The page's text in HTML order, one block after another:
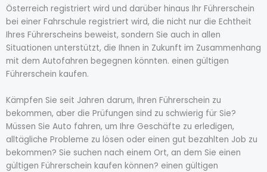
Österreich registriert wird und darüber hinaus Ihr Führerschein
bei einer Fahrschule registriert wird, die nicht nur die Echtheit
Ihres Führerscheins beweist, sondern Sie auch in allen
Situationen unterstützt, die Ihnen in Zukunft im Zusammenhang
mit dem Autofahren begegnen könnten. einen gültigen
Führerschein kaufen.
Kämpfen Sie seit Jahren darum, Ihren Führerschein zu
bekommen, aber die Prüfungen sind zu schwierig für Sie?
Müssen Sie Auto fahren, um Ihre Geschäfte zu erledigen,
alltägliche Probleme zu lösen oder einen gut bezahlten Job zu
bekommen? Sie suchen nach einem Ort, an dem Sie einen
gültigen Führerschein kaufen können? einen gültigen